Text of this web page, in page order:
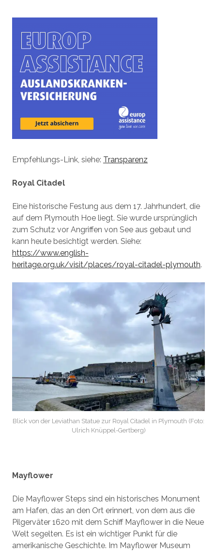
Empfehlungs-Link, siehe: Transparenz
Royal Citadel
Eine historische Festung aus dem 17. Jahrhundert, die
auf dem Plymouth Hoe liegt. Sie wurde ursprünglich
zum Schutz vor Angriffen von See aus gebaut und
kann heute besichtigt werden. Siehe:
https://www.english-
heritage.org.uk/visit/places/royal-citadel-plymouth.
Blick von der Leviathan Statue zur Royal Citadel in Plymouth (Foto:
Ulrich Knüppel-Gertberg)
Mayflower
Die Mayflower Steps sind ein historisches Monument
am Hafen, das an den Ort erinnert, von dem aus die
Pilgerväter 1620 mit dem Schiff Mayflower in die Neue
Welt segelten. Es ist ein wichtiger Punkt für die
amerikanische Geschichte. Im Mayflower Museum